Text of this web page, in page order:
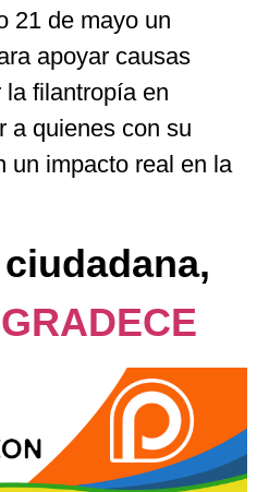
21 de mayo un
apoyar causas
filantropía en
a quienes con su
un impacto real en la